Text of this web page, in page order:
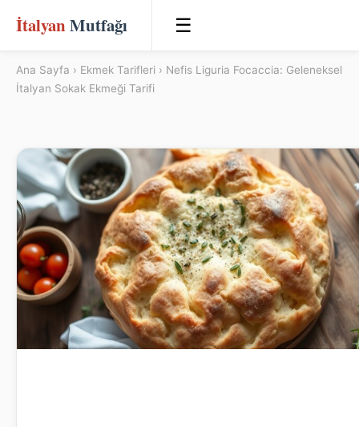
İtalyan Mutfağı ☰
Ana Sayfa › Ekmek Tarifleri › Nefis Liguria Focaccia: Geleneksel
İtalyan Sokak Ekmeği Tarifi